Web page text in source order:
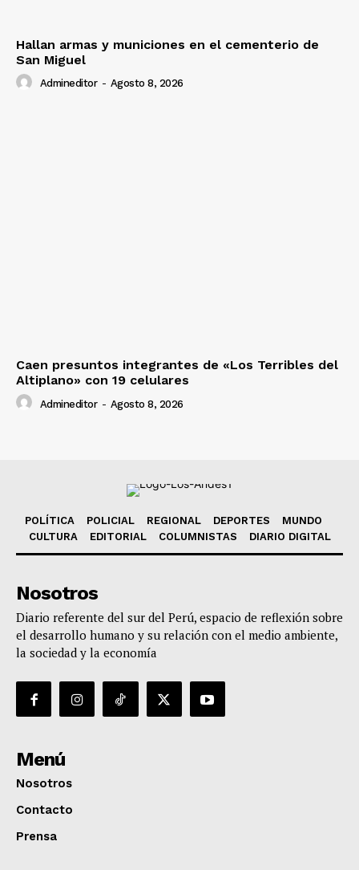
Hallan armas y municiones en el cementerio de
San Miguel
Admineditor - Agosto 8, 2026
Caen presuntos integrantes de «Los Terribles del
Altiplano» con 19 celulares
Admineditor - Agosto 8, 2026
POLÍTICA POLICIAL REGIONAL DEPORTES
MUNDO
CULTURA
EDITORIAL COLUMNISTAS DIARIO DIGITAL
Nosotros
Diario referente del sur del Perú, espacio de reflexión sobre
el desarrollo humano y su relación con el medio ambiente,
la sociedad y la economía
Menú
Nosotros
Contacto
Prensa